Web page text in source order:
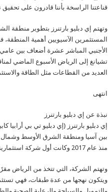
قناعتنا الراسخة بأننا قادرون على
وتهتم إي دبليو بارتنرز بتطوير منطقة
المستثمرين الآسيويين أهمية
تشيانغ إلى الرياض الأسبوع الماضي
العديد من القطاعات مثل الطاقة
انتهى
نبذة عن إي دبليو بارتنرز
إي دبليو بارتنرز (إي دبليو تي بي
بين آسيا ومنطقة الشرق الأوسط وشمال
منذ عام 2017 وكانت أول شركة استثمارية تطلق منصة عبر الحدود بين المملكة والصين.
وتهتم الشركة، التي تتخذ من الرياض
ويتكون نهجها من عدة طبقات، فهي تستثمر